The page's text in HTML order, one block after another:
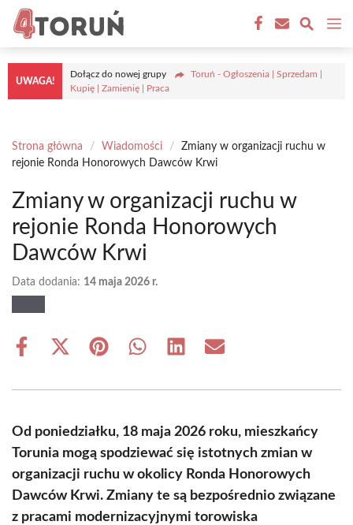
Przejdź
treści
UWAGA!
Dołącz do nowej grupy
Toruń - Ogłoszenia | Sprzedam |
Kupię | Zamienię | Praca
Strona główna / Wiadomości /
Zmiany w organizacji ruchu w
rejonie Ronda Honorowych Dawców Krwi
Zmiany w organizacji ruchu w
rejonie Ronda Honorowych
Dawców Krwi
Data dodania: 14 maja 2026 r.
Share
Share
(Twitter)
Share Share Share Share
Od poniedziałku, 18 maja 2026 roku, mieszkańcy
Torunia mogą spodziewać się istotnych zmian w
organizacji ruchu w okolicy Ronda Honorowych
Dawców Krwi. Zmiany te są bezpośrednio związane
z pracami modernizacyjnymi torowiska